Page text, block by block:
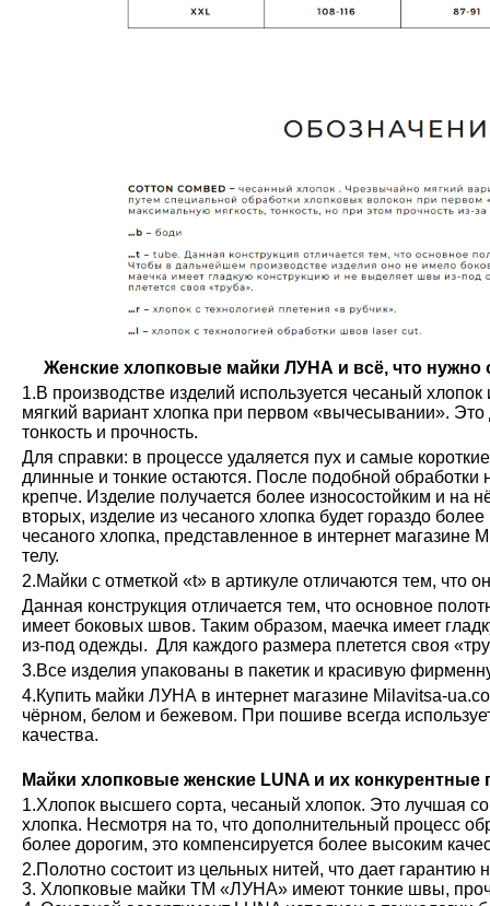
Женские хлопковые майки ЛУНА и всё, что нужно
1.В производстве изделий используется чесаный
мягкий вариант хлопка при первом «вычесывании». Это
тонкость и прочность.
Для справки: в процессе удаляется пух и самые
длинные и тонкие остаются. После подобной обработки
крепче. Изделие получается более износостойким и на
вторых, изделие из чесаного хлопка будет гораздо
чесаного хлопка, представленное в интернет магазине
телу.
2.Майки с отметкой «t» в артикуле отличаются тем, что
Данная конструкция отличается тем, что основное
имеет боковых швов. Таким образом, маечка имеет
из-под одежды. Для каждого размера плетется своя
3.Все изделия упакованы в пакетик и красивую
4.Купить майки ЛУНА в интернет магазине Milavitsa-
чёрном, белом и бежевом. При пошиве всегда
качества.
Майки хлопковые женские LUNA и их конкурентные
1.Хлопок высшего сорта, чесаный хлопок. Это лучшая
хлопка. Несмотря на то, что дополнительный процесс
более дорогим, это компенсируется более высоким
2.Полотно состоит из цельных нитей, что дает гарантию
3. Хлопковые майки ТМ «ЛУНА» имеют тонкие швы,